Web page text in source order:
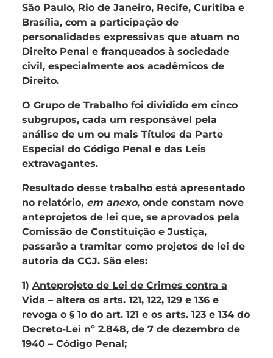
São Paulo, Rio de Janeiro, Recife, Curitiba e
Brasília, com a participação de
personalidades expressivas que atuam no
Direito Penal e franqueados à sociedade
civil, especialmente aos acadêmicos de
Direito.
O Grupo de Trabalho foi dividido em cinco
subgrupos, cada um responsável pela
análise de um ou mais Títulos da Parte
Especial do Código Penal e das Leis
extravagantes.
Resultado desse trabalho está apresentado
no relatório, em anexo, onde constam nove
anteprojetos de lei que, se aprovados pela
Comissão de Constituição e Justiça,
passarão a tramitar como projetos de lei de
autoria da CCJ. São eles:
1) Anteprojeto de Lei de Crimes contra a
Vida – altera os arts. 121, 122, 129 e 136 e
revoga o § 1o do art. 121 e os arts. 123 e 134 do
Decreto-Lei nº 2.848, de 7 de dezembro de
1940 – Código Penal;